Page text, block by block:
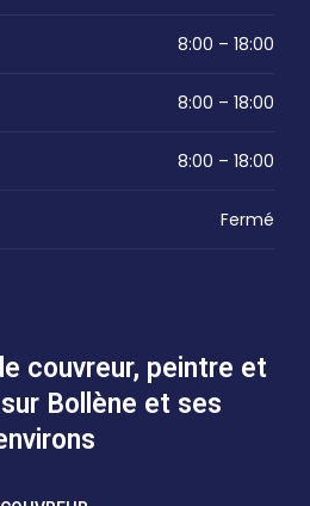
8:00 – 18:00
8:00 – 18:00
8:00 – 18:00
Fermé
couvreur, peintre et
Bollène et ses